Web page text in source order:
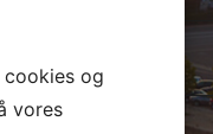
og
vores